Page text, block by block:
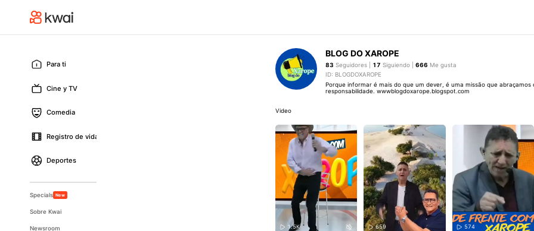
Para ti
Cine y TV
Comedia
Registro de vida
Deportes
Specials New
Sobre Kwai
Newsroom
BLOG DO XAROPE
83 Seguidores | 17 Siguiendo |666 Me gusta
ID: BLOGDOXAROPE
Porque informar é mais do que um dever, é uma missão que abraçamos
responsabilidade. wwwblogdoxarope.blogspot.com
Video
1.5K 659 574